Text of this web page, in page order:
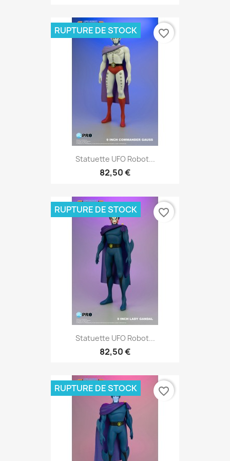
Statuette UFO Robot...
82,50 €
RUPTURE DE STOCK favorite_border
Statuette UFO Robot...
82,50 €
RUPTURE DE STOCK favorite_border
RUPTURE DE STOCK favorite_border